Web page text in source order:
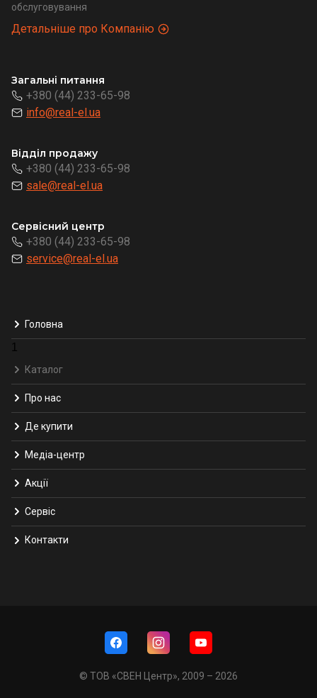
обслуговування
Детальніше про Компанію
Загальні питання
+380 (44) 233-65-98
info@real-el.ua
Відділ продажу
+380 (44) 233-65-98
sale@real-el.ua
Сервісний центр
+380 (44) 233-65-98
service@real-el.ua
Головна
1
Каталог
Про нас
Де купити
Медіа-центр
Акції
Сервіс
Контакти
© ТОВ «СВЕН Центр», 2009 – 2026